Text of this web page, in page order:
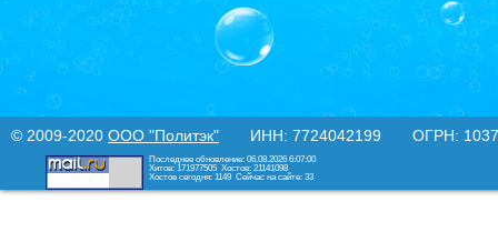
© 2009-2020 ООО "Политэк" ИНН: 7724042199 ОГРН:
Последнее обновление: 06.08.2026 6:07:00
Хитов: 171977505 Хостов: 21141098
Хостов сегодня: 1149 Сейчас на сайте: 33